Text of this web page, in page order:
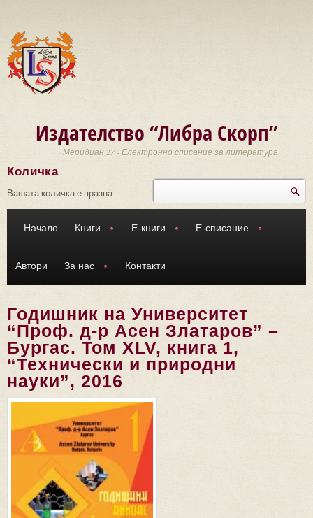
Издателство “Либра Скорп”
Меридиан 27 - Електронно списание за литература
Търси
Количка
Вашата количка е празна
Начало Книги Е-книги Е-списание
Автори За нас Контакти
Годишник на Университет
“Проф. д-р Асен Златаров” –
Бургас. Том ХLV, книга 1,
“Технически и природни
науки”, 2016